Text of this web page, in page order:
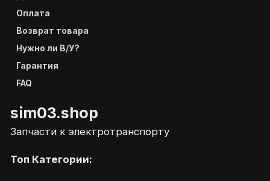
Оплата
Возврат товара
Нужно ли В/У?
Гарантия
FAQ
sim03.shop
Запчасти к электротранспорту
Топ Категории: